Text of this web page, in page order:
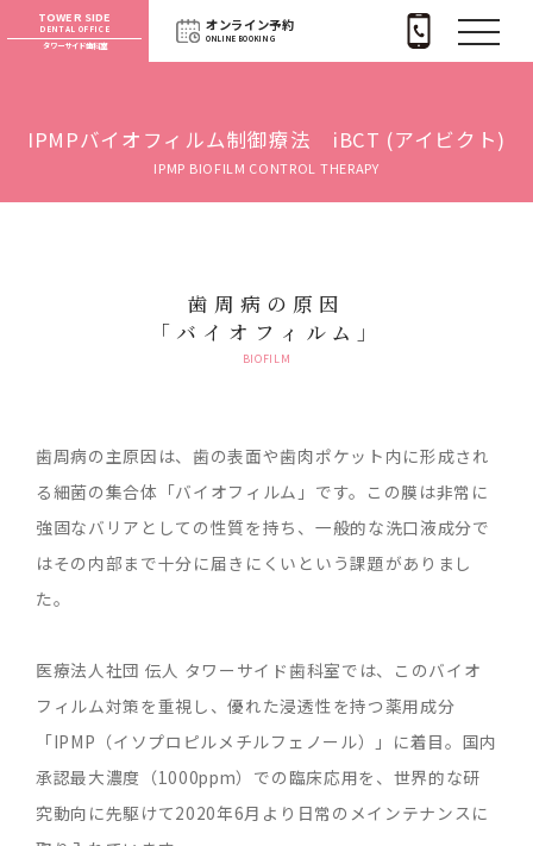
TOWER SIDE
DENTAL OFFICE
タワーサイド歯科室
オンライン予約
ONLINE BOOKING
IPMPバイオフィルム制御療法 iBCT (アイビクト)
IPMP BIOFILM CONTROL THERAPY
歯周病の原因
「バイオフィルム」
BIOFILM
歯周病の主原因は、歯の表面や歯肉ポケット内に形成され
る細菌の集合体「バイオフィルム」です。この膜は非常に
強固なバリアとしての性質を持ち、一般的な洗口液成分で
はその内部まで十分に届きにくいという課題がありまし
た。
医療法人社団 伝人 タワーサイド歯科室では、このバイオ
フィルム対策を重視し、優れた浸透性を持つ薬用成分
「IPMP（イソプロピルメチルフェノール）」に着目。国内
承認最大濃度（1000ppm）での臨床応用を、世界的な研
究動向に先駆けて2020年6月より日常のメインテナンスに